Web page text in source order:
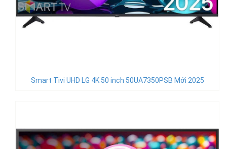
Smart Tivi UHD LG 4K 50 inch 50UA7350PSB Mới 2025